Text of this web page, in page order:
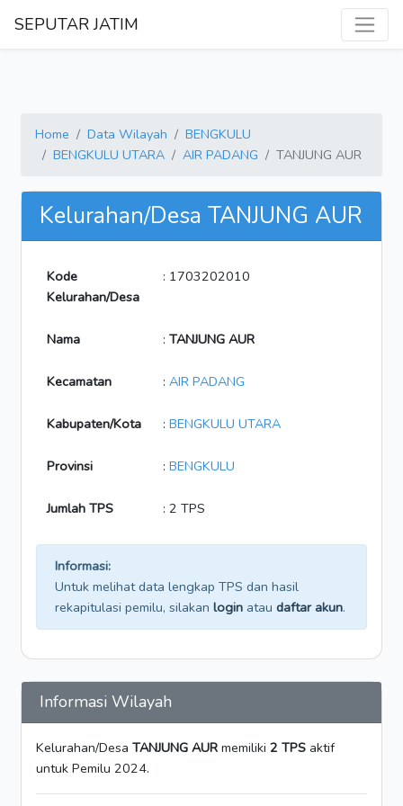
SEPUTAR JATIM
Home Data Wilayah
BENGKULU
BENGKULU UTARA
AIR PADANG TANJUNG AUR
Kelurahan/Desa TANJUNG AUR
Kode
Kelurahan/Desa
: 1703202010
Nama : TANJUNG AUR
Kecamatan : AIR PADANG
Kabupaten/Kota : BENGKULU UTARA
Provinsi : BENGKULU
Jumlah TPS : 2 TPS
Informasi:
Untuk melihat data lengkap TPS dan hasil
rekapitulasi pemilu, silakan login atau daftar akun.
Informasi Wilayah
Kelurahan/Desa TANJUNG AUR memiliki 2 TPS aktif
untuk Pemilu 2024.